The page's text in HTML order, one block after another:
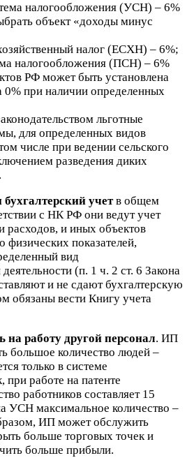
налогообложения (УСН) – 6%
объект «доходы минус
налог (ЕСХН) – 6%;
налогообложения (ПСН) – 6%
РФ может быть установлена
0% при наличии определенных
льготные
, для определенных видов
числе при ведении сельского
разведения диких
учетв общем
с НК РФ они ведут учет
расходов, и иных объектов
физических показателей,
вид
(п. 1 ч. 2 ст. 6 Закона
и не сдают бухгалтерскую
обязаны вести Книгу учета
работу другой персонал. ИП
большое количество людей –
только в системе
при работе на патенте
работников составляет 15
УСН максимальное количество –
ИП может обслужить
больше торговых точек и
больше прибыли.